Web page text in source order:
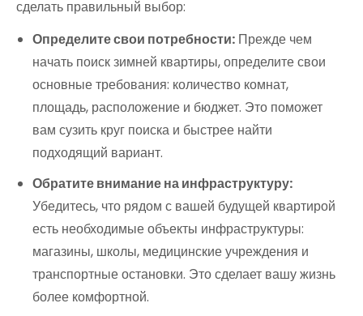
сделать правильный выбор:
Определите свои потребности: Прежде чем
начать поиск зимней квартиры, определите свои
основные требования: количество комнат,
площадь, расположение и бюджет. Это поможет
вам сузить круг поиска и быстрее найти
подходящий вариант.
Обратите внимание на инфраструктуру:
Убедитесь, что рядом с вашей будущей квартирой
есть необходимые объекты инфраструктуры:
магазины, школы, медицинские учреждения и
транспортные остановки. Это сделает вашу жизнь
более комфортной.